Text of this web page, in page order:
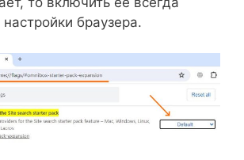
браузера.